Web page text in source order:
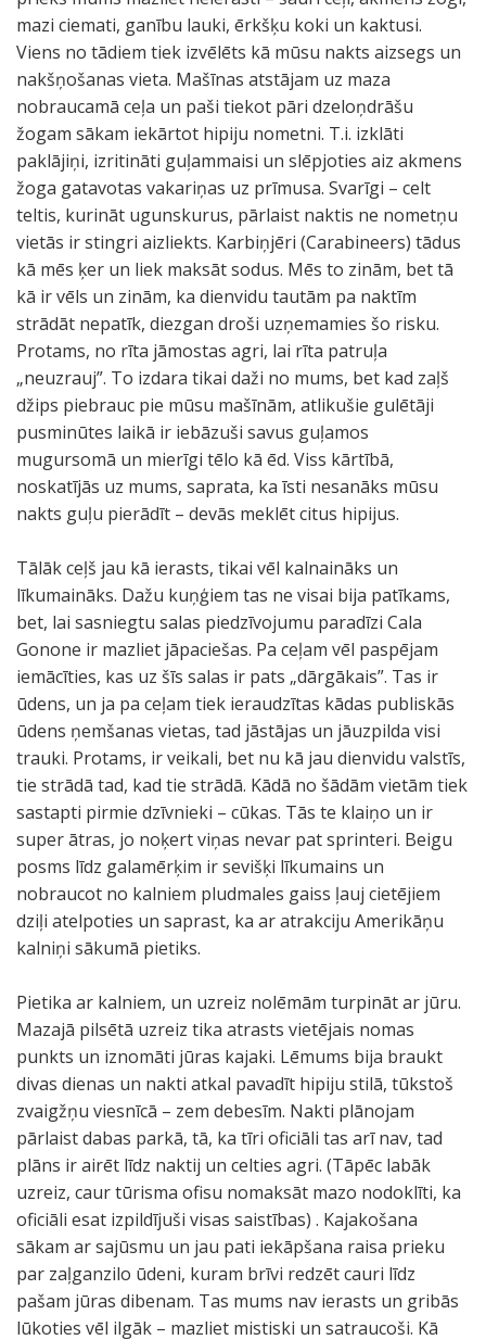
mazi ciemati, ganību lauki, ērkšķu koki un kaktusi.
Viens no tādiem tiek izvēlēts kā mūsu nakts aizsegs un
nakšņošanas vieta. Mašīnas atstājam uz maza
nobraucamā ceļa un paši tiekot pāri dzeloņdrāšu
žogam sākam iekārtot hipiju nometni. T.i. izklāti
paklājiņi, izritināti guļammaisi un slēpjoties aiz akmens
žoga gatavotas vakariņas uz prīmusa. Svarīgi – celt
teltis, kurināt ugunskurus, pārlaist naktis ne nometņu
vietās ir stingri aizliekts. Karbiņjēri (Carabineers) tādus
kā mēs ķer un liek maksāt sodus. Mēs to zinām, bet tā
kā ir vēls un zinām, ka dienvidu tautām pa naktīm
strādāt nepatīk, diezgan droši uzņemamies šo risku.
Protams, no rīta jāmostas agri, lai rīta patruļa
„neuzrauj”. To izdara tikai daži no mums, bet kad zaļš
džips piebrauc pie mūsu mašīnām, atlikušie gulētāji
pusminūtes laikā ir iebāzuši savus guļamos
mugursomā un mierīgi tēlo kā ēd. Viss kārtībā,
noskatījās uz mums, saprata, ka īsti nesanāks mūsu
nakts guļu pierādīt – devās meklēt citus hipijus.
Tālāk ceļš jau kā ierasts, tikai vēl kalnaināks un
līkumaināks. Dažu kuņģiem tas ne visai bija patīkams,
bet, lai sasniegtu salas piedzīvojumu paradīzi Cala
Gonone ir mazliet jāpaciešas. Pa ceļam vēl paspējam
iemācīties, kas uz šīs salas ir pats „dārgākais”. Tas ir
ūdens, un ja pa ceļam tiek ieraudzītas kādas publiskās
ūdens ņemšanas vietas, tad jāstājas un jāuzpilda visi
trauki. Protams, ir veikali, bet nu kā jau dienvidu valstīs,
tie strādā tad, kad tie strādā. Kādā no šādām vietām tiek
sastapti pirmie dzīvnieki – cūkas. Tās te klaiņo un ir
super ātras, jo noķert viņas nevar pat sprinteri. Beigu
posms līdz galamērķim ir sevišķi līkumains un
nobraucot no kalniem pludmales gaiss ļauj cietējiem
dziļi atelpoties un saprast, ka ar atrakciju Amerikāņu
kalniņi sākumā pietiks.
Pietika ar kalniem, un uzreiz nolēmām turpināt ar jūru.
Mazajā pilsētā uzreiz tika atrasts vietējais nomas
punkts un iznomāti jūras kajaki. Lēmums bija braukt
divas dienas un nakti atkal pavadīt hipiju stilā, tūkstoš
zvaigžņu viesnīcā – zem debesīm. Nakti plānojam
pārlaist dabas parkā, tā, ka tīri oficiāli tas arī nav, tad
plāns ir airēt līdz naktij un celties agri. (Tāpēc labāk
uzreiz, caur tūrisma ofisu nomaksāt mazo nodoklīti, ka
oficiāli esat izpildījuši visas saistības) . Kajakošana
sākam ar sajūsmu un jau pati iekāpšana raisa prieku
par zaļganzilo ūdeni, kuram brīvi redzēt cauri līdz
pašam jūras dibenam. Tas mums nav ierasts un gribās
lūkoties vēl ilgāk – mazliet mistiski un satraucoši. Kā